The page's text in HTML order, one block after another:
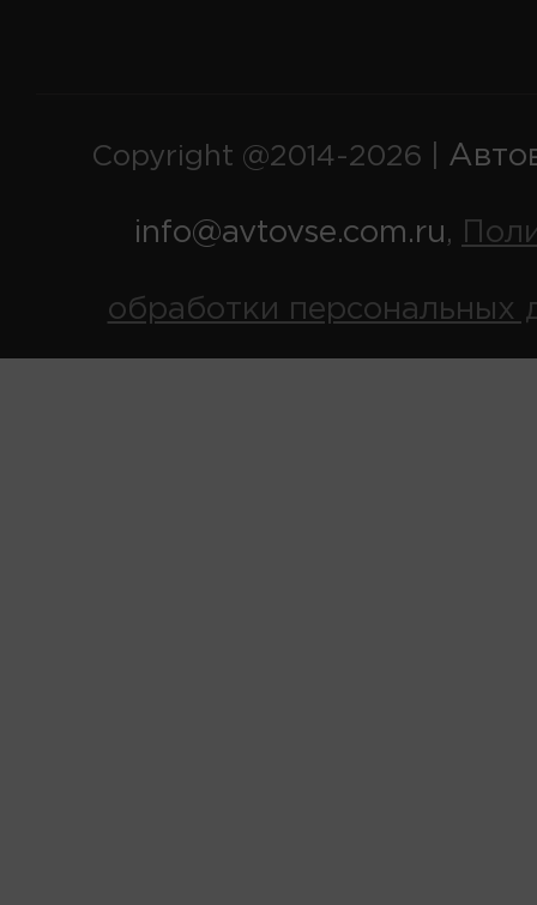
Copyright @2014-2026 |
info@avtovse.com.ru,
обработки персональных